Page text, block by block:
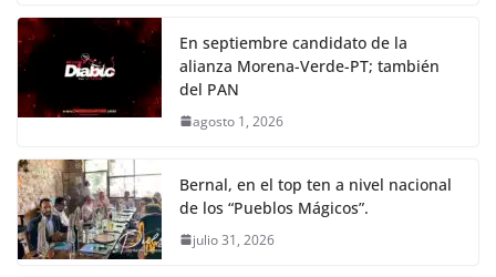
En septiembre candidato de la
alianza Morena-Verde-PT; también
del PAN
agosto 1, 2026
Bernal, en el top ten a nivel nacional
de los “Pueblos Mágicos”.
julio 31, 2026